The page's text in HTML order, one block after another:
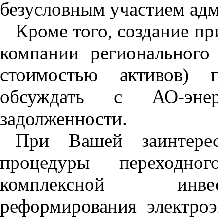
безусловным участием
Кроме того, создание
компании
стоимостью
обсуждать с АО-
задолженности.
При Вашей
процедуры
комплексной
реформирования